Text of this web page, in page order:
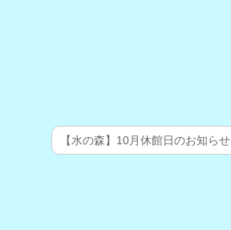
【水の森】10月休館日のお知らせ